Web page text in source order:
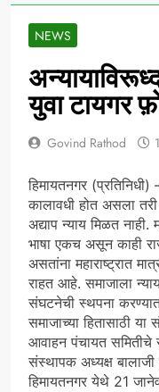
NEWS
युवा टायगर
Govind Rathod
हिमायतनगर (प्रतिनिधी)
कालावधी होत असला तरी
अद्याप न्याय मिळत नाही.
भाषा एकच असून काही
असतांना महाराष्ट्रात
राहत आहे. समाजाला
संघटनेची स्थपना
समाजाच्या हितासाठी
आवाहन पंचायत समितीचे
संस्थापक अध्यक्ष बालाजी
हिमायतनगर येथे 21